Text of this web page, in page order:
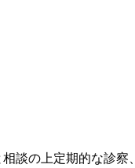
談の上定期的な診